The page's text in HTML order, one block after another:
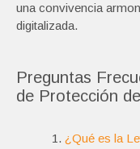
una convivencia
digitalizada.
Preguntas
de Protección
¿Qué es la